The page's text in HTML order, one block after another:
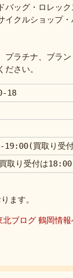
バッグ・ロレッ
イクルショップ
プラチナ、ブラ
さい。
18
買取り受
取り受付は
ます。